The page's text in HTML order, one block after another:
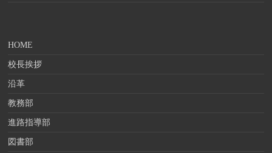
HOME
校長挨拶
沿革
教務部
進路指導部
図書部